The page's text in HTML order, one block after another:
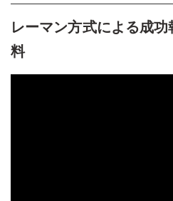
レーマン方式による成
料